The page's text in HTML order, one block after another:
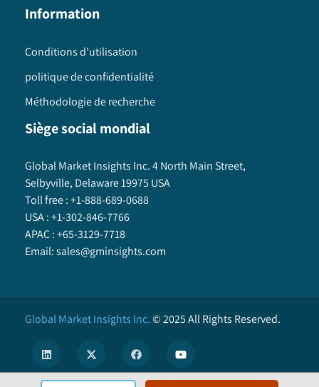
Information
Conditions d'utilisation
politique de confidentialité
Méthodologie de recherche
Siège social mondial
Global Market Insights Inc. 4 North Main Street,
Selbyville, Delaware 19975 USA
Toll free :+1-888-689-0688
USA :+1-302-846-7766
APAC :+65-3129-7718
Email:sales@gminsights.com
Global Market Insights Inc.©2025All Rights Reserved.